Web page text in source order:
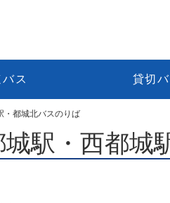
ス 貸切
・都城北バスのりば
城駅・西都城